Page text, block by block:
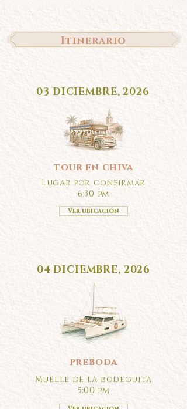
Itinerario
03 DICIEMBRE, 2026
tour en chiva
Lugar por confirmar
6:30 pm
Ver ubicacion
04 DICIEMBRE, 2026
preboda
Muelle de la bodeguita
5:00 pm